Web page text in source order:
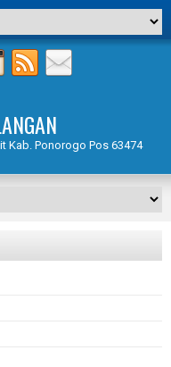
Kab. Ponorogo Pos 63474